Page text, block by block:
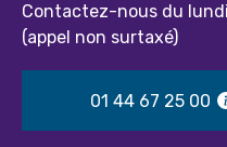
Contactez-nous du
(appel non surtaxé)
01 44 67 25 00